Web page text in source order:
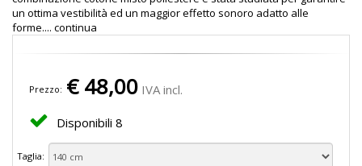
un ottima vestibilità ed un maggior effetto sonoro adatto alle
forme.... continua
Prezzo: €48,00 IVA incl.
Disponibili 8
Taglia: